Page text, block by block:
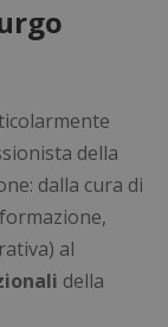
della
dalla cura di
al
della